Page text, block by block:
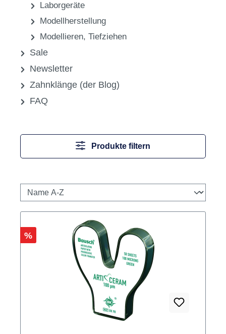
Laborgeräte
Modellherstellung
Modellieren, Tiefziehen
Sale
Newsletter
Zahnklänge (der Blog)
FAQ
Produkte filtern
Rabatt
%